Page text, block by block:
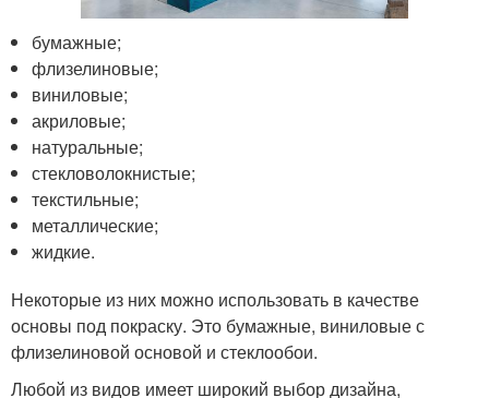
бумажные;
флизелиновые;
виниловые;
акриловые;
натуральные;
стекловолокнистые;
текстильные;
металлические;
жидкие.
Некоторые из них можно использовать в качестве
основы под покраску. Это бумажные, виниловые с
флизелиновой основой и стеклообои.
Любой из видов имеет широкий выбор дизайна,